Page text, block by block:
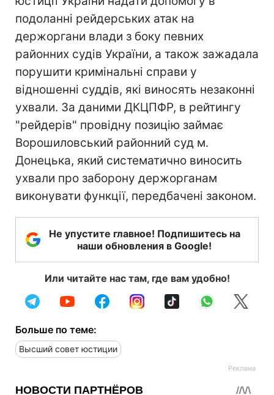
подоланні рейдерських атак на
держоргани влади з боку певних
районних судів України, а також зажадала
порушити кримінальні справи у
відношенні суддів, які виносять незаконні
ухвали. За даними ДКЦПФР, в рейтингу
"рейдерів" провідну позицію займає
Ворошиловський районний суд м.
Донецька, який систематично виносить
ухвали про заборону держорганам
виконувати функції, передбачені законом.
Не упустите главное! Подпишитесь на
наши обновления в Google!
Или читайте нас там, где вам удобно!
Больше по теме:
Высший совет юстиции